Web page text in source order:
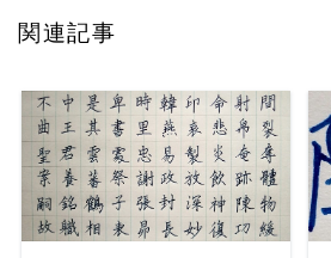
関連記事
READ MORE